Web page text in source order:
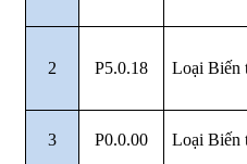
2 P5.0.18 Loại Biến
3 P0.0.00 Loại Biến